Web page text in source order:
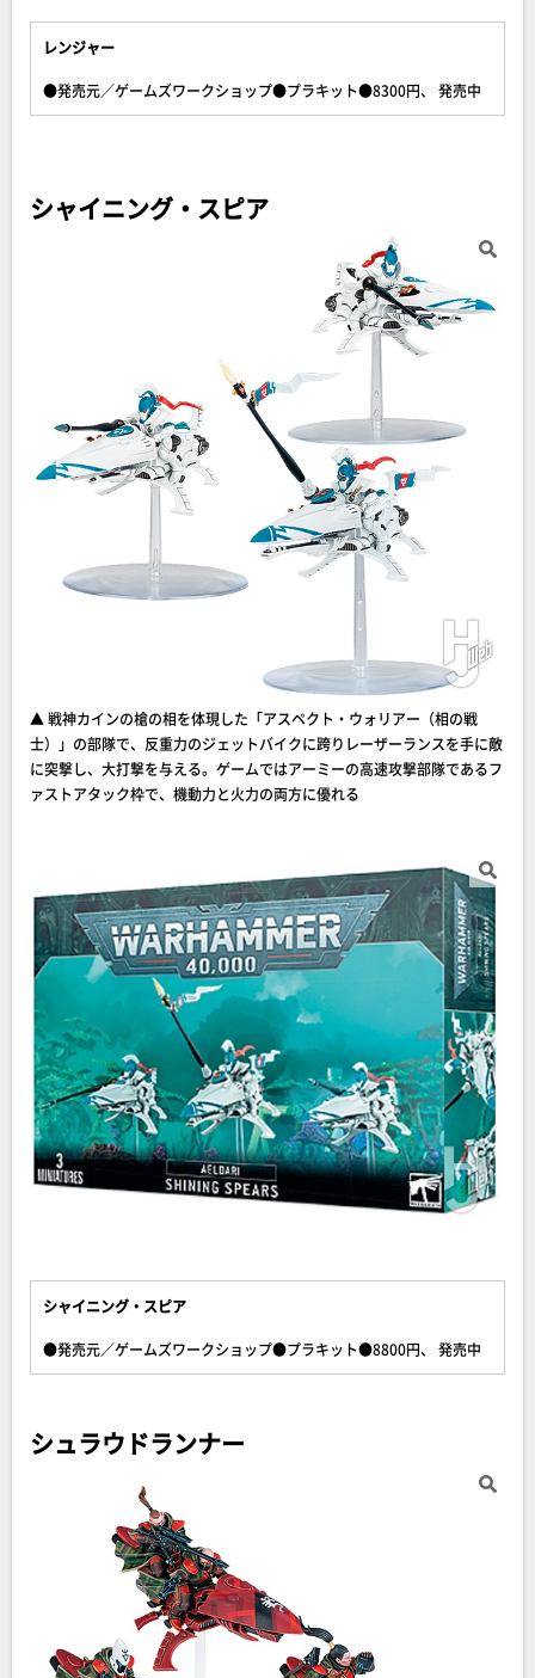
レンジャー
●発売元／ゲームズワークショップ●プラキット●8300円、 発売中
シャイニング・スピア
▲ 戦神カインの槍の相を体現した「アスペクト・ウォリアー（相の戦
士）」の部隊で、反重力のジェットバイクに跨りレーザーランスを手に敵
に突撃し、大打撃を与える。ゲームではアーミーの高速攻撃部隊であるフ
ァストアタック枠で、機動力と火力の両方に優れる
シャイニング・スピア
●発売元／ゲームズワークショップ●プラキット●8800円、 発売中
シュラウドランナー